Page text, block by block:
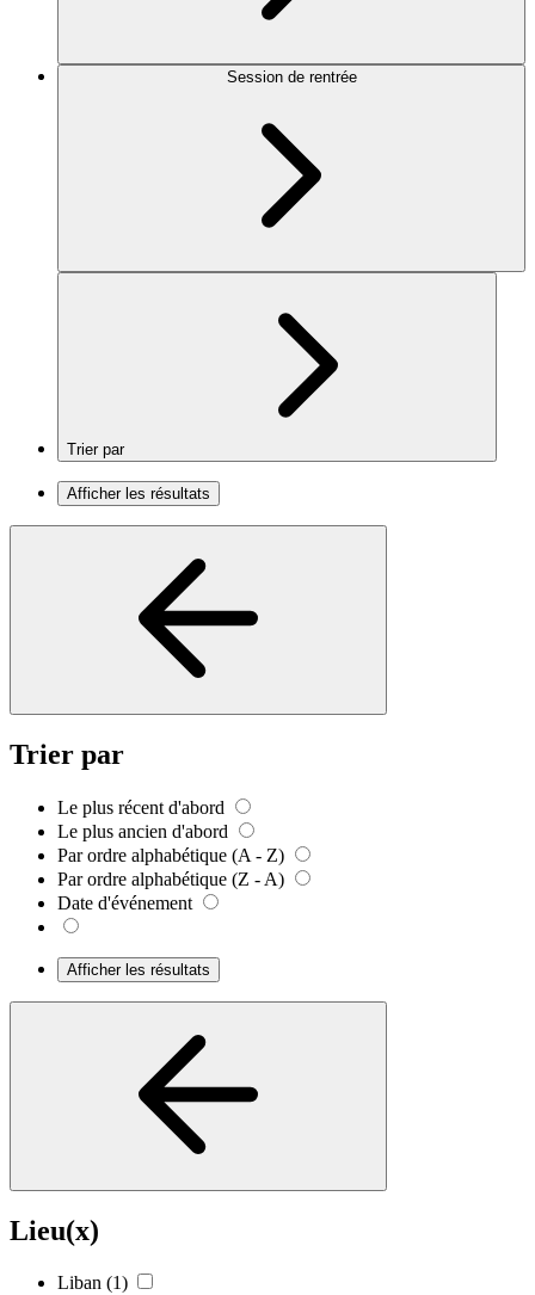
Session de rentrée
Trier par
Afficher les résultats
Trier par
Le plus récent d'abord
Le plus ancien d'abord
Par ordre alphabétique (A - Z)
Par ordre alphabétique (Z - A)
Date d'événement
Afficher les résultats
Lieu(x)
Liban (1)